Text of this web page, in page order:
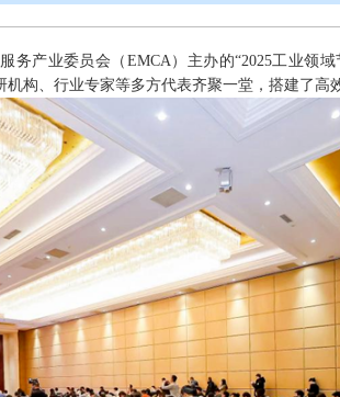
务产业委员会（EMCA）主办的“2025工业领
构、行业专家等多方代表齐聚一堂，搭建了高